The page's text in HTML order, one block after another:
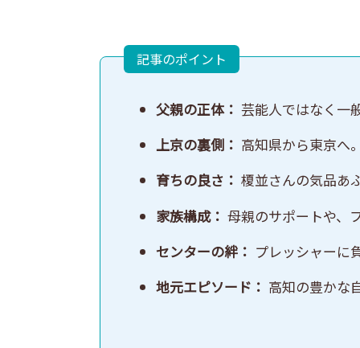
記事のポイント
父親の正体： 芸能人ではなく一
上京の裏側： 高知県から東京へ
育ちの良さ： 榎並さんの気品あ
家族構成： 母親のサポートや、
センターの絆： プレッシャーに
地元エピソード： 高知の豊かな